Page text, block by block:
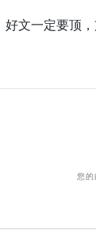
好文一定要顶
您的